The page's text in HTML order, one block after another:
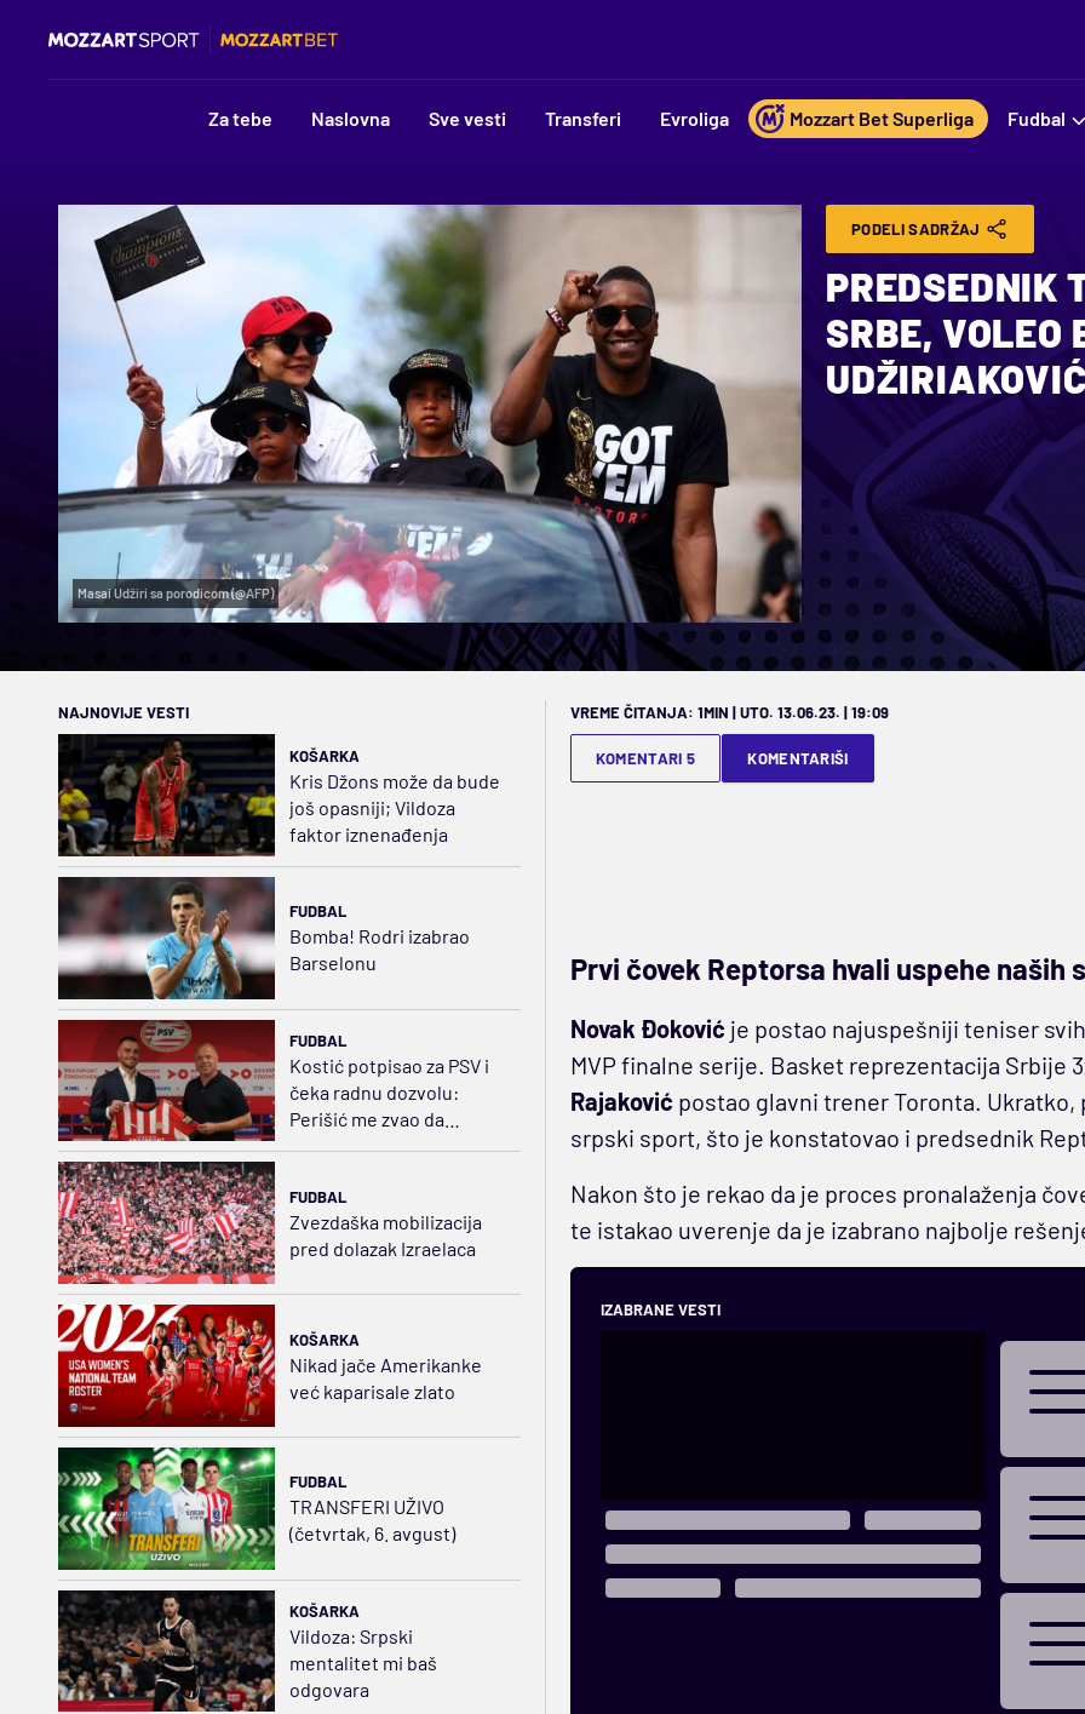
Za tebe Naslovna Sve vesti Transferi Evroliga Mozzart Bet Superliga Fudbal
Masai Udžiri sa porodicom (@AFP)
PODELI SADRŽAJ
PREDSEDNIK
SRBE, VOLEO
NAJNOVIJE VESTI
KOŠARKA
Kris Džons može da bude
još opasniji; Vildoza
faktor iznenađenja
FUDBAL
Bomba! Rodri izabrao
Barselonu
FUDBAL
Kostić potpisao za PSV i
čeka radnu dozvolu:
Perišić me zvao da
zagorčavamo život
FUDBAL
Zvezdaška mobilizacija
pred dolazak Izraelaca
KOŠARKA
Nikad jače Amerikanke
već kaparisale zlato
FUDBAL
TRANSFERI UŽIVO
(četvrtak, 6. avgust)
KOŠARKA
Vildoza: Srpski
mentalitet mi baš
odgovara
VREME ČITANJA: 1MIN | UTO. 13.06.23. | 19:09
KOMENTARI 5 KOMENTARIŠI
Prvi čovek Reptorsa hvali uspehe naših
Novak Đoković je postao najuspešniji teniser
MVP finalne serije. Basket reprezentacija Srbije
Rajaković postao glavni trener Toronta.
srpski sport, što je konstatovao i predsednik
Nakon što je rekao da je proces pronalaženja
te istakao uverenje da je izabrano najbolje
IZABRANE VESTI